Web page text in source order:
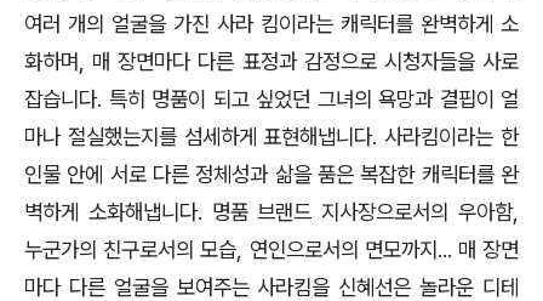
여러 개의 얼굴을 가진 사라 킴이라는 캐릭터를 완벽하게 소
화하며, 매 장면마다 다른 표정과 감정으로 시청자들을 사로
잡습니다. 특히 명품이 되고 싶었던 그녀의 욕망과 결핍이 얼
마나 절실했는지를 섬세하게 표현해냅니다. 사라킴이라는 한
인물 안에 서로 다른 정체성과 삶을 품은 복잡한 캐릭터를 완
벽하게 소화해냅니다. 명품 브랜드 지사장으로서의 우아함,
누군가의 친구로서의 모습, 연인으로서의 면모까지... 매 장면
마다 다른 얼굴을 보여주는 사라킴을 신혜선은 놀라운 디테